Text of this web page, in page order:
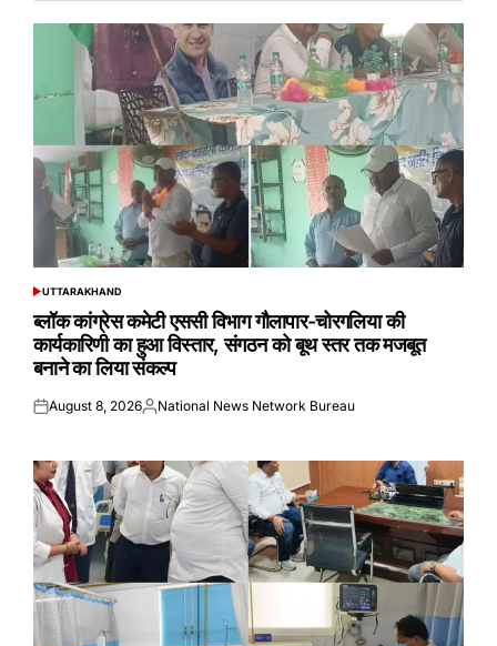
POSTED
UTTARAKHAND
ब्लॉक कांग्रेस कमेटी एससी विभाग गौलापार-चोरगलिया की
कार्यकारिणी का हुआ विस्तार, संगठन को बूथ स्तर तक मजबूत
बनाने का लिया संकल्प
Posted
August 8, 2026Posted
National News Network Bureau